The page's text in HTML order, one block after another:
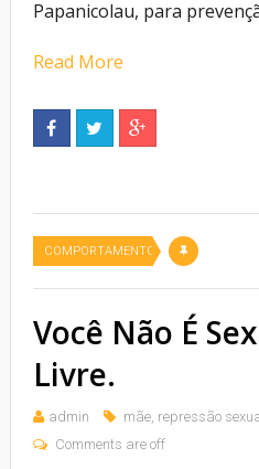
Papanicolau, para
Read More
COMPORTAMENTO
Você Não É
Livre.
admin mãe, repressão
Comments are off